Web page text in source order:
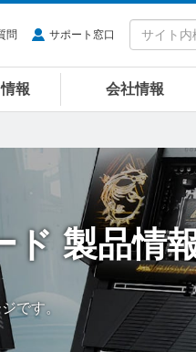
問 サポート窓口
報 会社情報
ド 製品情
です。